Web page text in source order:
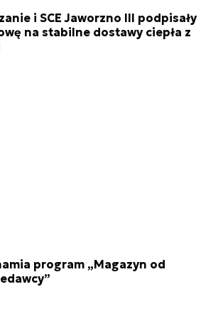
i SCE Jaworzno III podpisały
na stabilne dostawy ciepła z
program „Magazyn od